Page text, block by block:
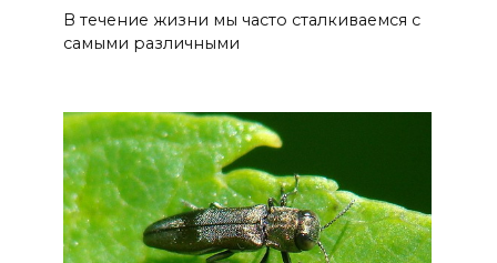
В течение жизни мы часто сталкиваемся с
самыми различными